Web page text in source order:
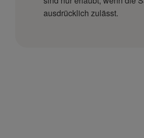
ausdrücklich zulässt.